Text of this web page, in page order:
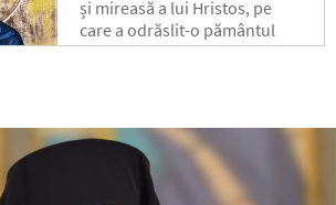
și mireasă a lui Hristos, pe
care a odrăslit-o pământul
binecuvântat al Moldovei, s-a
După-prăznuirea
Schimbării la Față a